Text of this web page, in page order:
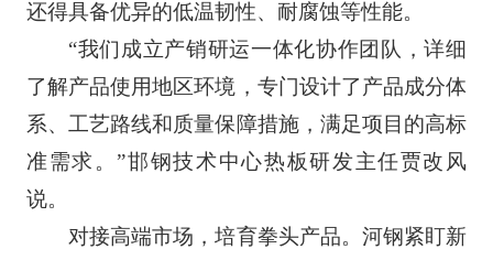
还得具备优异的低温韧性、耐腐蚀等性能。
“我们成立产销研运一体化协作团队，详细
了解产品使用地区环境，专门设计了产品成分体
系、工艺路线和质量保障措施，满足项目的高标
准需求。”邯钢技术中心热板研发主任贾改风
说。
对接高端市场，培育拳头产品。河钢紧盯新